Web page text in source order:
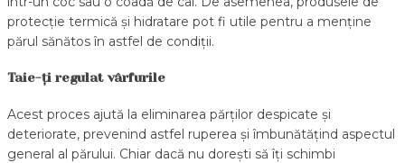
protecție termică și hidratare pot fi utile pentru a menține
părul sănătos în astfel de condiții.
Taie-ți regulat vârfurile
Acest proces ajută la eliminarea părților despicate și
deteriorate, prevenind astfel ruperea și îmbunătățind aspectul
general al părului. Chiar dacă nu dorești să îți schimbi